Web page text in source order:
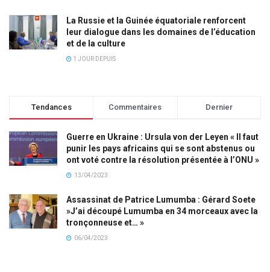
La Russie et la Guinée équatoriale renforcent
leur dialogue dans les domaines de l’éducation
et de la culture
1 JOUR DEPUIS
Tendances Commentaires Dernier
Guerre en Ukraine : Ursula von der Leyen « Il faut
punir les pays africains qui se sont abstenus ou
ont voté contre la résolution présentée à l’ONU »
13/04/2023
Assassinat de Patrice Lumumba : Gérard Soete
»J’ai découpé Lumumba en 34 morceaux avec la
tronçonneuse et… »
06/04/2023